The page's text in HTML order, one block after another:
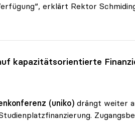
erklärt Rektor
Studierende
kapazitätsorientierte
(uniko) drängt weiter